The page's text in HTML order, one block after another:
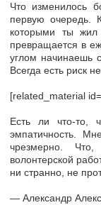
Что изменилось
первую очередь.
которыми ты жил
превращается в
углом начинаешь
Всегда есть риск
[related_material
Есть ли что-то,
эмпатичность.
чрезмерно.
волонтерской
ни странно, не
— Александр